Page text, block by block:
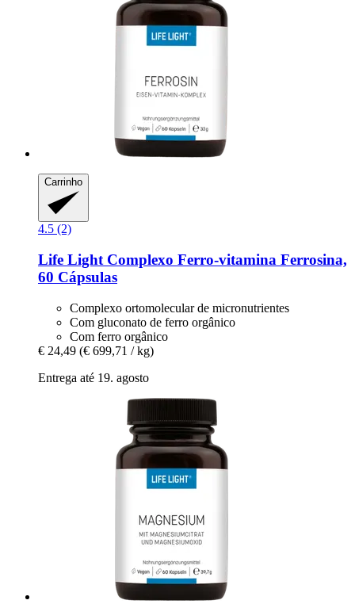
Carrinho
4.5 (2)
Life Light Complexo Ferro-​vitamina Ferrosina,
60 Cápsulas
Complexo ortomolecular de micronutrientes
Com gluconato de ferro orgânico
Com ferro orgânico
€ 24,49 (€ 699,71 / kg)
Entrega até 19. agosto